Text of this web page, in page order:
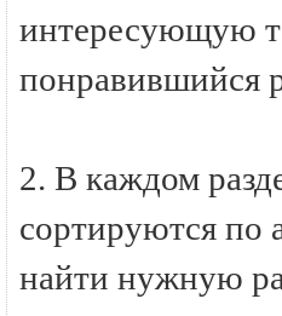
интересующую
понравившийся
2. В каждом
сортируются по
найти нужную